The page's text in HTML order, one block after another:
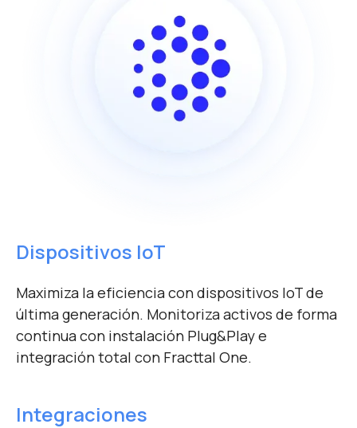
Dispositivos IoT
Maximiza la eficiencia con dispositivos IoT de
última generación. Monitoriza activos de forma
continua con instalación Plug&Play e
integración total con Fracttal One.
Integraciones